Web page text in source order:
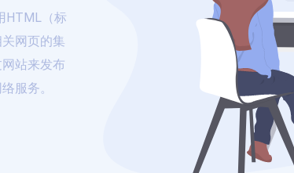
HTML（标
网页的集
站来发布
服务。